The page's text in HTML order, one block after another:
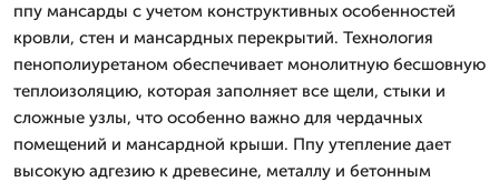
ппу мансарды с учетом конструктивных особенностей
кровли, стен и мансардных перекрытий. Технология
пенополиуретаном обеспечивает монолитную бесшовную
теплоизоляцию, которая заполняет все щели, стыки и
сложные узлы, что особенно важно для чердачных
помещений и мансардной крыши. Ппу утепление дает
высокую адгезию к древесине, металлу и бетонным